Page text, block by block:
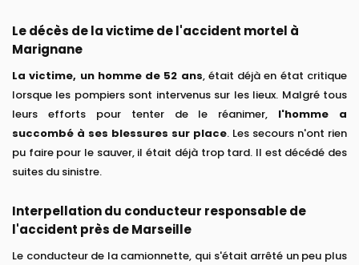
Le décès de la victime de l'accident mortel à
Marignane
La victime, un homme de 52 ans, était déjà en état critique
lorsque les pompiers sont intervenus sur les lieux. Malgré tous
leurs efforts pour tenter de le réanimer, l'homme a
succombé à ses blessures sur place. Les secours n'ont rien
pu faire pour le sauver, il était déjà trop tard. Il est décédé des
suites du sinistre.
Interpellation du conducteur responsable de
l'accident près de Marseille
Le conducteur de la camionnette, qui s'était arrêté un peu plus